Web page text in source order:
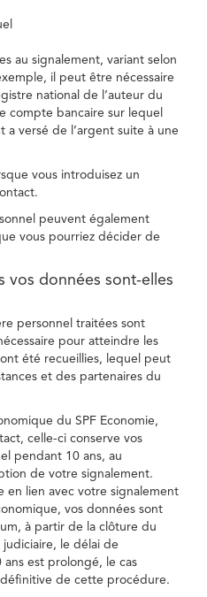
au signalement, variant selon
il peut être nécessaire
national de l’auteur du
compte bancaire sur lequel
a versé de l’argent suite à une
vous introduisez un
peuvent également
vous pourriez décider de
vos données sont-elles
personnel traitées sont
pour atteindre les
été recueillies, lequel peut
et des partenaires du
du SPF Economie,
celle-ci conserve vos
pendant 10 ans, au
de votre signalement.
en lien avec votre signalement
vos données sont
à partir de la clôture du
le délai de
est prolongé, le cas
définitive de cette procédure.